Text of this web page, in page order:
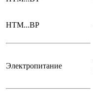
HTM...BP
Электропитание